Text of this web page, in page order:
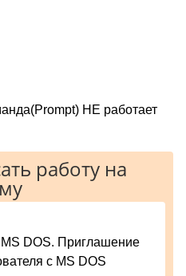
НЕ работает
работу на
DOS. Приглашение
с MS DOS